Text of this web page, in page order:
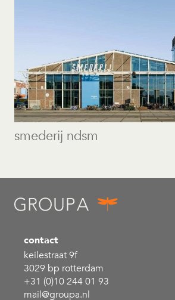
smederij ndsm
contact
keilestraat 9f
3029 bp rotterdam
+31 (0)10 244 01 93
mail@groupa.nl